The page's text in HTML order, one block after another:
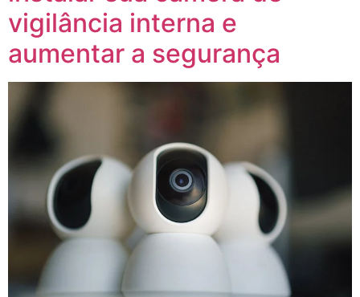
vigilância interna e
aumentar a segurança